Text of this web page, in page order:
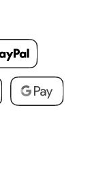
Abholung